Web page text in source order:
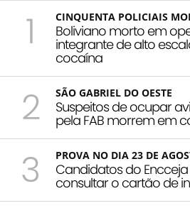
1 CINQUENTA POLICIAIS
Boliviano morto em
integrante de alto
cocaína
2 SÃO GABRIEL DO OESTE
Suspeitos de ocupar
pela FAB morrem em
3 PROVA NO DIA 23 DE
Candidatos do
consultar o cartão de